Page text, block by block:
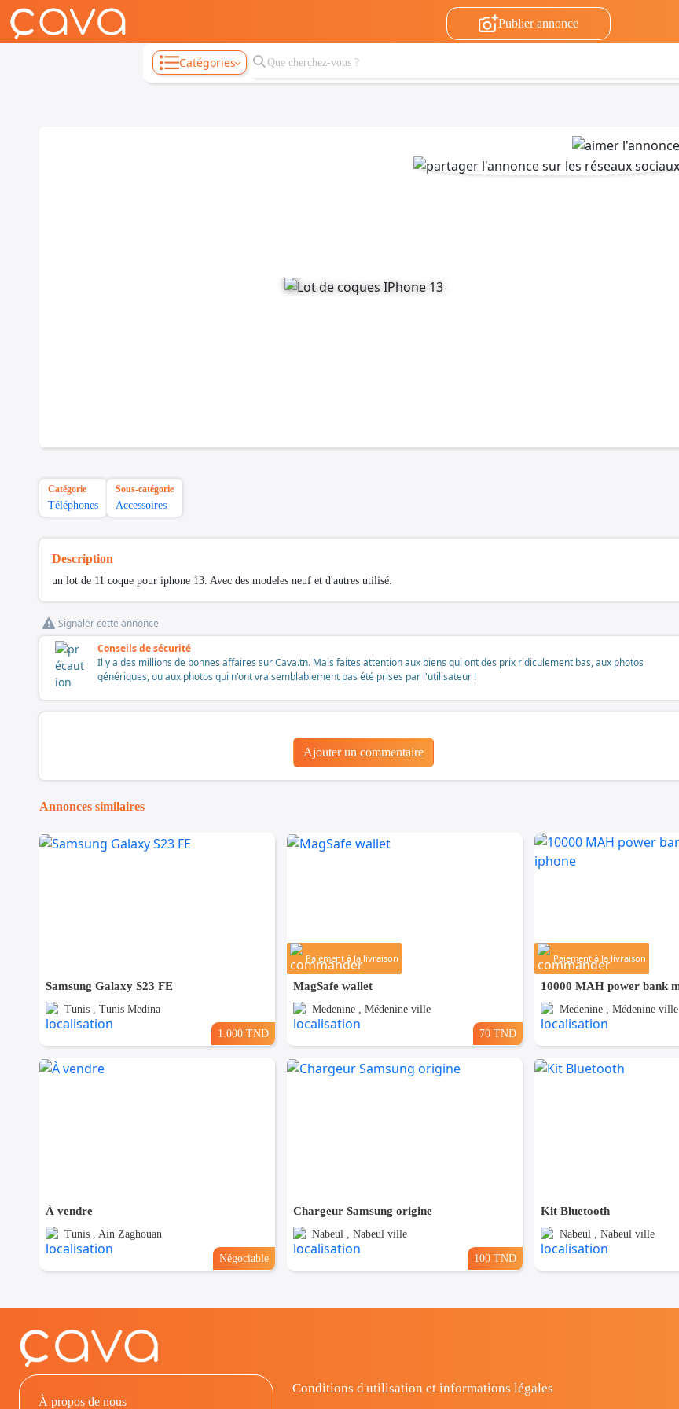
Publier annonce
Catégories
Catégorie
Téléphones
Sous-catégorie
Accessoires
Description
un lot de 11 coque pour iphone 13. Avec des modeles neuf et d'autres utilisé.
Signaler cette annonce
Conseils de sécurité
Il y a des millions de bonnes affaires sur Cava.tn. Mais faites attention aux biens qui ont des prix ridiculement bas, aux photos
génériques, ou aux photos qui n'ont vraisemblablement pas été prises par l'utilisateur !
Ajouter un commentaire
Annonces similaires
Samsung Galaxy S23 FE
Tunis , Tunis Medina
1.000 TND
Paiement à la livraison
MagSafe wallet
Medenine , Médenine ville
70 TND
Paiement à la livraison
Medenine , Médenine ville
À vendre
Tunis , Ain Zaghouan
Négociable
Chargeur Samsung origine
Nabeul , Nabeul ville
100 TND
Kit Bluetooth
Nabeul , Nabeul ville
À propos de nous
Conditions d'utilisation et informations légales